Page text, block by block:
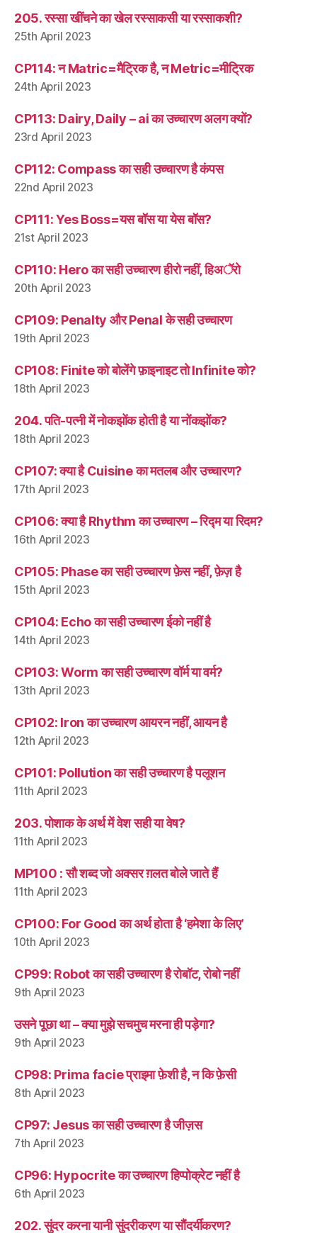
205. रस्सा खींचने का खेल रस्साकसी या रस्साकशी?
25th April 2023
CP114: न Matric=मैट्रिक है, न Metric=मीट्रिक
24th April 2023
CP113: Dairy, Daily – ai का उच्चारण अलग क्यों?
23rd April 2023
CP112: Compass का सही उच्चारण है कंपस
22nd April 2023
CP111: Yes Boss=यस बॉस या येस बॉस?
21st April 2023
CP110: Hero का सही उच्चारण हीरो नहीं, हिअॅरो
20th April 2023
CP109: Penalty और Penal के सही उच्चारण
19th April 2023
CP108: Finite को बोलेंगे फ़ाइनाइट तो Infinite को?
18th April 2023
204. पति-पत्नी में नोकझोंक होती है या नोंकझोंक?
18th April 2023
CP107: क्या है Cuisine का मतलब और उच्चारण?
17th April 2023
CP106: क्या है Rhythm का उच्चारण – रिद्म या रिदम?
16th April 2023
CP105: Phase का सही उच्चारण फ़ेस नहीं, फ़ेज़ है
15th April 2023
CP104: Echo का सही उच्चारण ईको नहीं है
14th April 2023
CP103: Worm का सही उच्चारण वॉर्म या वर्म?
13th April 2023
CP102: Iron का उच्चारण आयरन नहीं, आयन है
12th April 2023
CP101: Pollution का सही उच्चारण है पलूशन
11th April 2023
203. पोशाक के अर्थ में वेश सही या वेष?
11th April 2023
MP100 : सौ शब्द जो अक्सर ग़लत बोले जाते हैं
11th April 2023
CP100: For Good का अर्थ होता है ‘हमेशा के लिए’
10th April 2023
CP99: Robot का सही उच्चारण है रोबॉट, रोबो नहीं
9th April 2023
उसने पूछा था – क्या मुझे सचमुच मरना ही पड़ेगा?
9th April 2023
CP98: Prima facie प्राइमा फ़ेशी है, न कि फ़ेसी
8th April 2023
CP97: Jesus का सही उच्चारण है जीज़स
7th April 2023
CP96: Hypocrite का उच्चारण हिप्पोक्रेट नहीं है
6th April 2023
202. सुंदर करना यानी सुंदरीकरण या सौंदर्यीकरण?